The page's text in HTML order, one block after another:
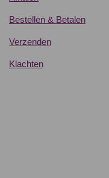
Bestellen & Betalen
Verzenden
Klachten